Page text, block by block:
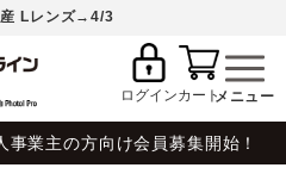
産 Lレンズ→4/3
ログインカート
業主の方向け会員募集開始！